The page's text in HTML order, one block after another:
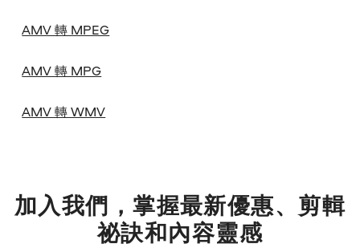
AMV 轉 MPEG
AMV 轉 MPG
AMV 轉 WMV
加入我們，掌握最新優惠、剪輯
祕訣和內容靈感